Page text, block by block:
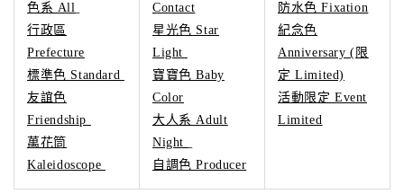
色系 All
行政區
Prefecture
標準色 Standard
友誼色
Friendship
萬花筒
Kaleidoscope
Contact
星光色 Star
Light
寶寶色 Baby
Color
大人系 Adult
Night
自調色 Producer
防水色 Fixation
紀念色
Anniversary (限
定 Limited)
活動限定 Event
Limited